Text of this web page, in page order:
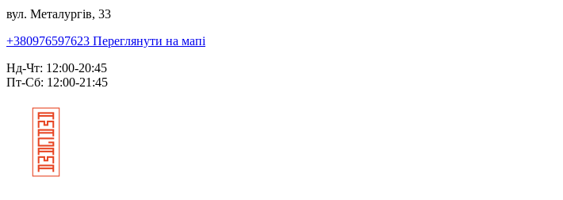
вул. Металургів, 33
+380976597623 Переглянути на мапі
Нд-Чт: 12:00-20:45
Пт-Сб: 12:00-21:45